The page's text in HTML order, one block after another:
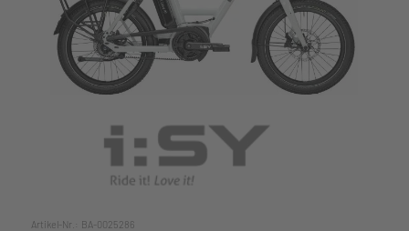
Artikel-Nr.: BA-0025286